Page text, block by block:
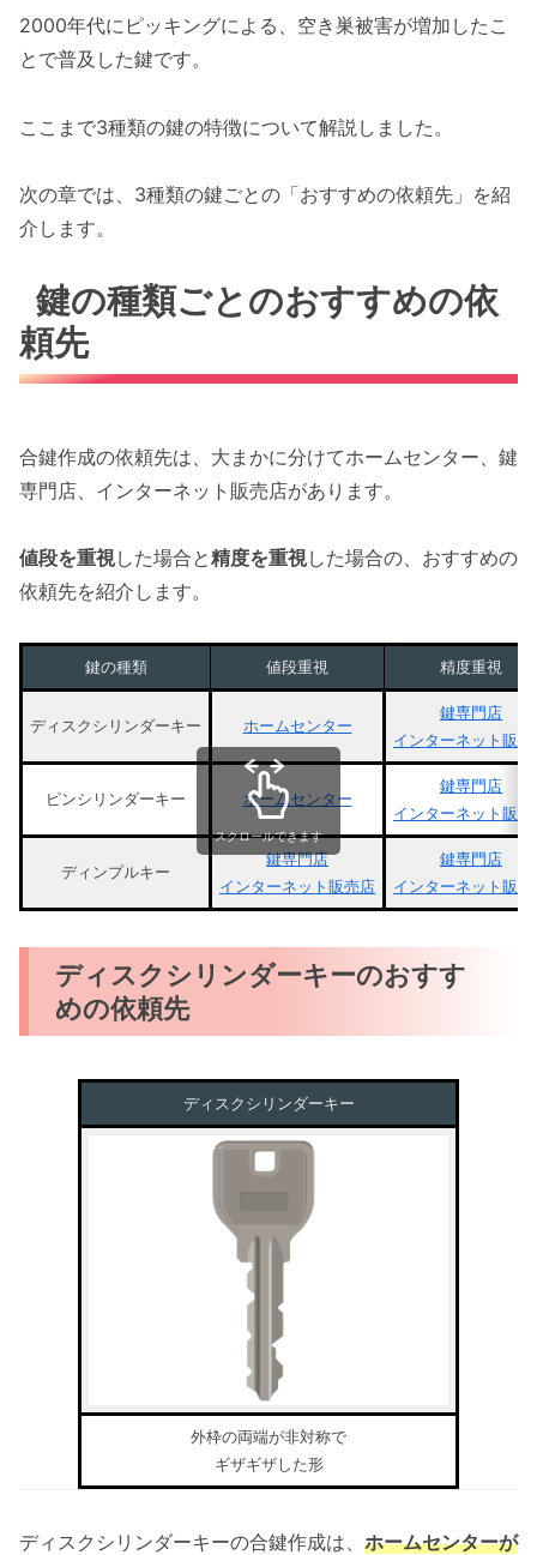
2000年代にピッキングによる、空き巣被害が増加したこ
とで普及した鍵です。
ここまで3種類の鍵の特徴について解説しました。
次の章では、3種類の鍵ごとの「おすすめの依頼先」を紹
介します。
鍵の種類ごとのおすすめの依
頼先
合鍵作成の依頼先は、大まかに分けてホームセンター、鍵
専門店、インターネット販売店があります。
値段を重視した場合と精度を重視した場合の、おすすめの
依頼先を紹介します。
鍵の種類 値段重視 精度重視
ディスクシリンダーキー ホームセンター
鍵専門店
インターネット販売
ピンシリンダーキー ホームセンター
鍵専門店
インターネット販売
ディンプルキー
鍵専門店
インターネット販売店
鍵専門店
インターネット販売
スクロールできます
ディスクシリンダーキーのおすす
めの依頼先
ディスクシリンダーキー
外枠の両端が非対称で
ギザギザした形
ディスクシリンダーキーの合鍵作成は、 ホームセンターが